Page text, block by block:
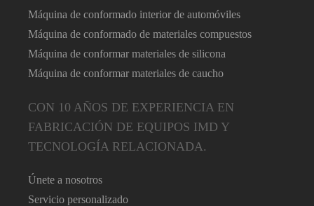
Máquina de conformado interior de automóviles
Máquina de conformado de materiales compuestos
Máquina de conformar materiales de silicona
Máquina de conformar materiales de caucho
CON 10 AÑOS DE EXPERIENCIA EN
FABRICACIÓN DE EQUIPOS IMD Y
TECNOLOGÍA RELACIONADA.
Únete a nosotros
Servicio personalizado